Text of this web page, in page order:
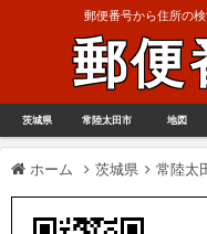
郵便番号から住所の
郵便
茨城県 常陸太田市 地図
ホーム 茨城県 常陸太